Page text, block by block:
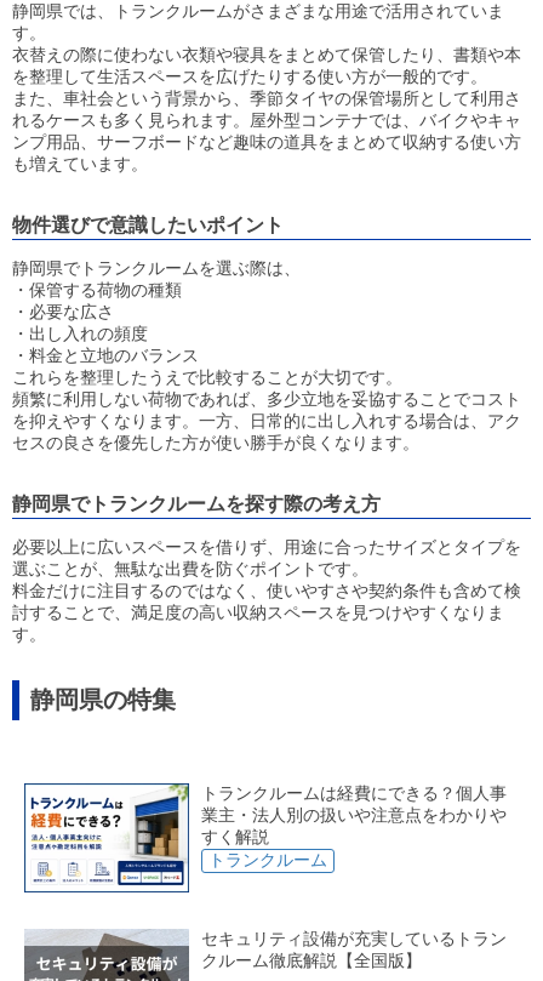
静岡県では、トランクルームがさまざまな用途で活用されていま
す。
衣替えの際に使わない衣類や寝具をまとめて保管したり、書類や本
を整理して生活スペースを広げたりする使い方が一般的です。
また、車社会という背景から、季節タイヤの保管場所として利用さ
れるケースも多く見られます。屋外型コンテナでは、バイクやキャ
ンプ用品、サーフボードなど趣味の道具をまとめて収納する使い方
も増えています。
物件選びで意識したいポイント
静岡県でトランクルームを選ぶ際は、
・保管する荷物の種類
・必要な広さ
・出し入れの頻度
・料金と立地のバランス
これらを整理したうえで比較することが大切です。
頻繁に利用しない荷物であれば、多少立地を妥協することでコスト
を抑えやすくなります。一方、日常的に出し入れする場合は、アク
セスの良さを優先した方が使い勝手が良くなります。
静岡県でトランクルームを探す際の考え方
必要以上に広いスペースを借りず、用途に合ったサイズとタイプを
選ぶことが、無駄な出費を防ぐポイントです。
料金だけに注目するのではなく、使いやすさや契約条件も含めて検
討することで、満足度の高い収納スペースを見つけやすくなりま
す。
静岡県の特集
トランクルームは経費にできる？個人事
業主・法人別の扱いや注意点をわかりや
すく解説
トランクルーム
セキュリティ設備が充実しているトラン
クルーム徹底解説【全国版】